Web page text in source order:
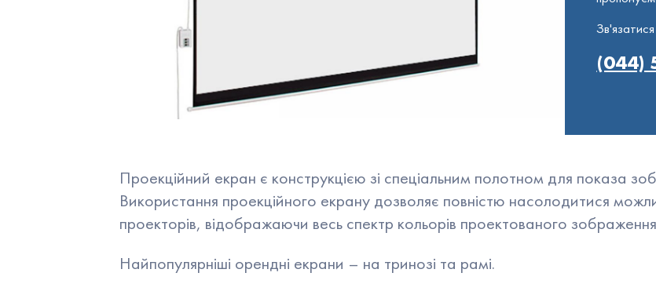
Маркерні дошки та фліпчарти
Прапори
(044)
Проекційний екран є конструкцією зі спеціальним полотном для показа
Використання проекційного екрану дозволяє повністю насолодитися
проекторів, відображаючи весь спектр кольорів проектованого
Найпопулярніші орендні екрани – на тринозі та рамі.